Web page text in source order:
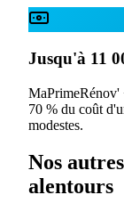
Jusqu'à 11
MaPrimeRénov'
70 % du coût
modestes.
Nos
alentours